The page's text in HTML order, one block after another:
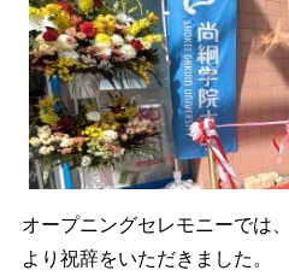
オープニングセレモニーでは
より祝辞をいただきました。